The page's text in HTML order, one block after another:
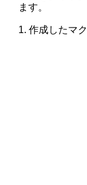
ます。
1. 作成したマ